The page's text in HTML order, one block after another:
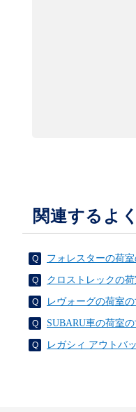
関連するよ
フォレスターの荷
クロストレックの
レヴォーグの荷室
SUBARU車の荷室
レガシィ アウトバ